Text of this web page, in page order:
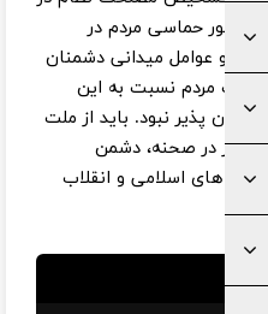
به حضور حماسی مردم در
اغتشاشگران و عوامل میدانی دشمنان
مردم نسبت به این
پذیر نبود. باید از ملت
حضور در صحنه، دشمن
های اسلامی و انقلاب